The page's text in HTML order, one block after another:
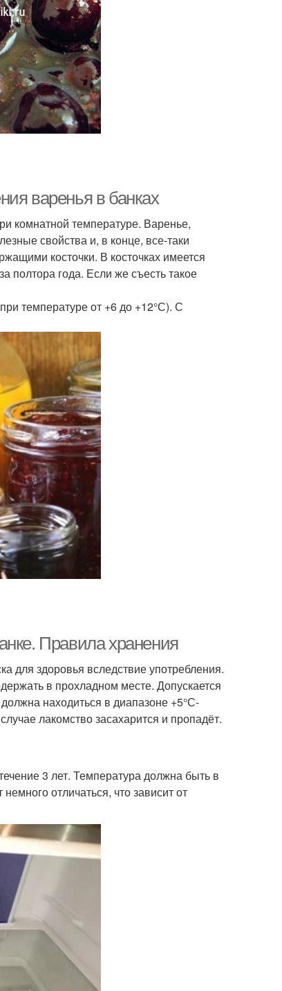
варенья в банках
комнатной температуре. Варенье,
свойства и, в конце, все-таки
косточки. В косточках имеется
полтора года. Если же съесть такое
температуре от +6 до +12°С). С
Правила хранения
для здоровья вследствие употребления.
в прохладном месте. Допускается
находиться в диапазоне +5°С-
лакомство засахарится и пропадёт.
3 лет. Температура должна быть в
отличаться, что зависит от